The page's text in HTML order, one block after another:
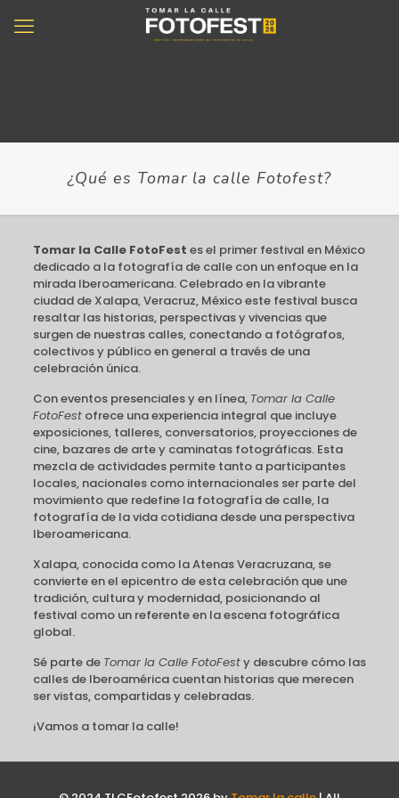
¿Qué es Tomar la calle Fotofest?
Tomar la Calle FotoFest es el primer festival en México
dedicado a la fotografía de calle con un enfoque en la
mirada Iberoamericana. Celebrado en la vibrante
ciudad de Xalapa, Veracruz, México este festival busca
resaltar las historias, perspectivas y vivencias que
surgen de nuestras calles, conectando a fotógrafos,
colectivos y público en general a través de una
celebración única.
Con eventos presenciales y en línea, Tomar la Calle
FotoFestofrece una experiencia integral que incluye
exposiciones, talleres, conversatorios, proyecciones de
cine, bazares de arte y caminatas fotográficas. Esta
mezcla de actividades permite tanto a participantes
locales, nacionales como internacionales ser parte del
movimiento que redefine la fotografía de calle, la
fotografía de la vida cotidiana desde una perspectiva
Iberoamericana.
Xalapa, conocida como la Atenas Veracruzana, se
convierte en el epicentro de esta celebración que une
tradición, cultura y modernidad, posicionando al
festival como un referente en la escena fotográfica
global.
Sé parte de Tomar la Calle FotoFesty descubre cómo las
calles de Iberoamérica cuentan historias que merecen
ser vistas, compartidas y celebradas.
¡Vamos a tomar la calle!